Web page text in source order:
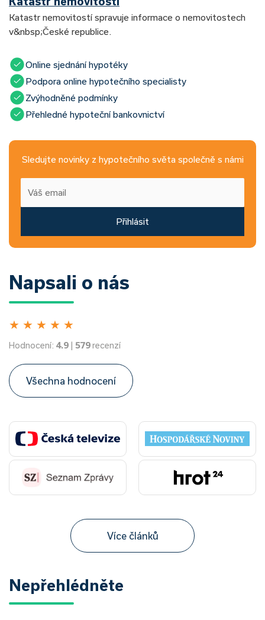
Katastr nemovitostí spravuje informace o nemovitostech
v&nbsp;České republice.
Online sjednání hypotéky
Podpora online hypotečního specialisty
Zvýhodněné podmínky
Přehledné hypoteční bankovnictví
Sledujte novinky z hypotečního světa společně s námi
Přihlásit
Napsali o nás
★ ★ ★ ★ ★
Hodnocení: 4.9 | 579recenzí
Všechna hodnocení
Více článků
Nepřehlédněte